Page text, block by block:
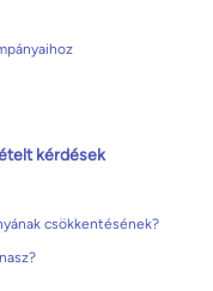
kérdések
csökkentésének?